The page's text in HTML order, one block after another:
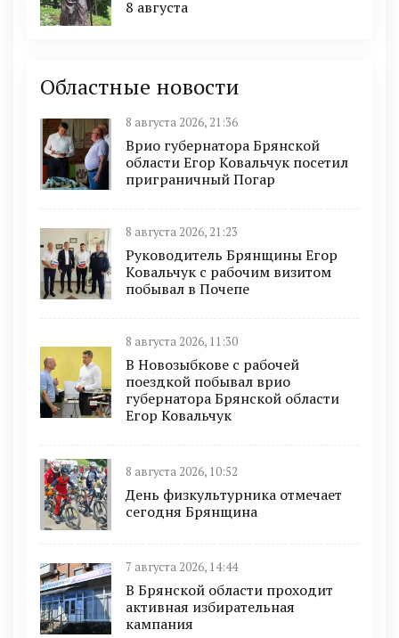
8 августа
Областные новости
8 августа 2026, 21:36
Врио губернатора Брянской
области Егор Ковальчук посетил
приграничный Погар
8 августа 2026, 21:23
Руководитель Брянщины Егор
Ковальчук с рабочим визитом
побывал в Почепе
8 августа 2026, 11:30
В Новозыбкове с рабочей
поездкой побывал врио
губернатора Брянской области
Егор Ковальчук
8 августа 2026, 10:52
День физкультурника отмечает
сегодня Брянщина
7 августа 2026, 14:44
В Брянской области проходит
активная избирательная
кампания